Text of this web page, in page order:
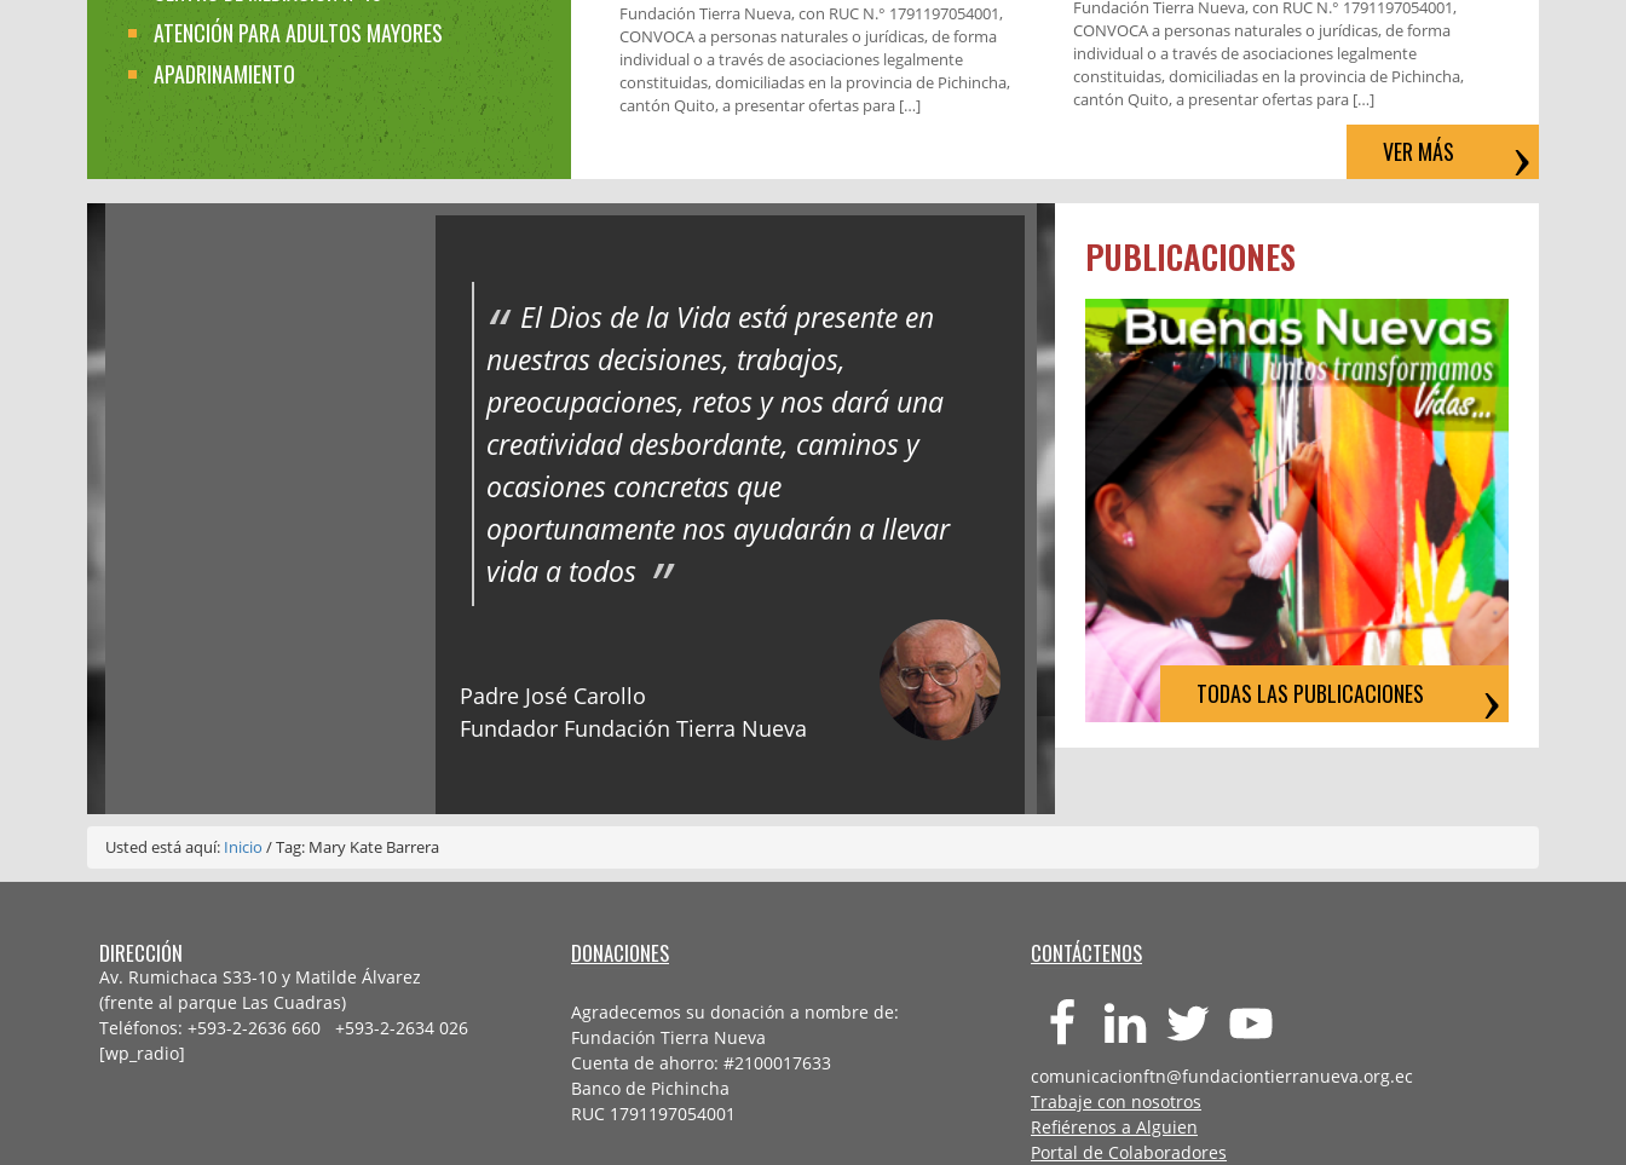
ATENCIÓN PARA ADULTOS MAYORES
APADRINAMIENTO
Fundación Tierra Nueva, con RUC N.° 1791197054001,
CONVOCA a personas naturales o jurídicas, de forma
individual o a través de asociaciones legalmente
constituidas, domiciliadas en la provincia de Pichincha,
cantón Quito, a presentar ofertas para […]
Fundación Tierra Nueva, con RUC N.° 1791197054001,
CONVOCA a personas naturales o jurídicas, de forma
individual o a través de asociaciones legalmente
constituidas, domiciliadas en la provincia de Pichincha,
cantón Quito, a presentar ofertas para […]
VER MÁS
El Dios de la Vida está presente en
nuestras decisiones, trabajos,
preocupaciones, retos y nos dará una
creatividad desbordante, caminos y
ocasiones concretas que
oportunamente nos ayudarán a llevar
vida a todos
Padre José Carollo
Fundador Fundación Tierra Nueva
PUBLICACIONES
TODAS LAS PUBLICACIONES
Usted está aquí: Inicio /Tag: Mary Kate Barrera
DIRECCIÓN
Av. Rumichaca S33-10 y Matilde Álvarez
(frente al parque Las Cuadras)
Teléfonos: +593-2-2636 660 +593-2-2634 026
[wp_radio]
DONACIONES
Agradecemos su donación a nombre de:
Fundación Tierra Nueva
Cuenta de ahorro: #2100017633
Banco de Pichincha
RUC 1791197054001
CONTÁCTENOS
comunicacionftn@fundaciontierranueva.org.ec
Trabaje con nosotros
Refiérenos a Alguien
Portal de Colaboradores